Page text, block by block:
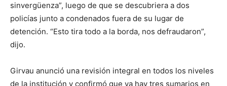
sinvergüenza”, luego de que se descubriera a dos
policías junto a condenados fuera de su lugar de
detención. “Esto tira todo a la borda, nos defraudaron”,
dijo.
Girvau anunció una revisión integral en todos los niveles
de la institución y confirmó que ya hay tres sumarios en